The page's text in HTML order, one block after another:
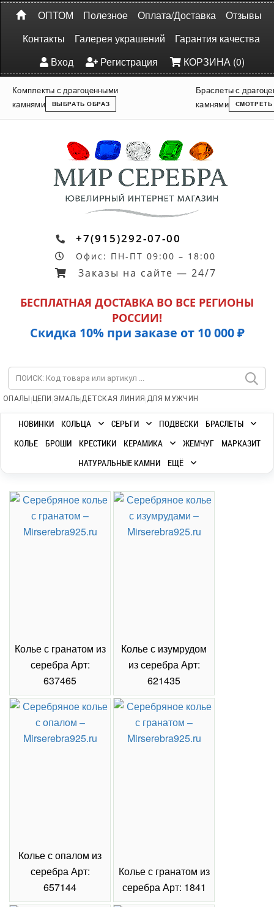
ОПТОМ Полезное Оплата/Доставка
Отзывы
Контакты
Галерея украшений
Гарантия качества
Вход
Регистрация КОРЗИНА (0)
Комплекты с драгоценными
камнями
ВЫБРАТЬ ОБРАЗ
Браслеты с
камнями
СМОТРЕТЬ
+7(915)292-07-00
Офис: ПН-ПТ 09:00 – 18:00
Заказы на сайте — 24/7
БЕСПЛАТНАЯ ДОСТАВКА ВО ВСЕ РЕГИОНЫ
РОССИИ!
Скидка 10% при заказе от 10 000 ₽
ОПАЛЫ | ЦЕПИ |ЭМАЛЬ|ДЕТСКАЯ ЛИНИЯ |ДЛЯ МУЖЧИН
НОВИНКИ КОЛЬЦА СЕРЬГИ ПОДВЕСКИ
БРАСЛЕТЫ
КОЛЬЕ
БРОШИ КРЕСТИКИ КЕРАМИКА ЖЕМЧУГ
МАРКАЗИТ
НАТУРАЛЬНЫЕ КАМНИ
ЕЩЁ
Колье с гранатом из
серебра Арт:
637465
Колье с изумрудом
из серебра Арт:
621435
главная страница кольца